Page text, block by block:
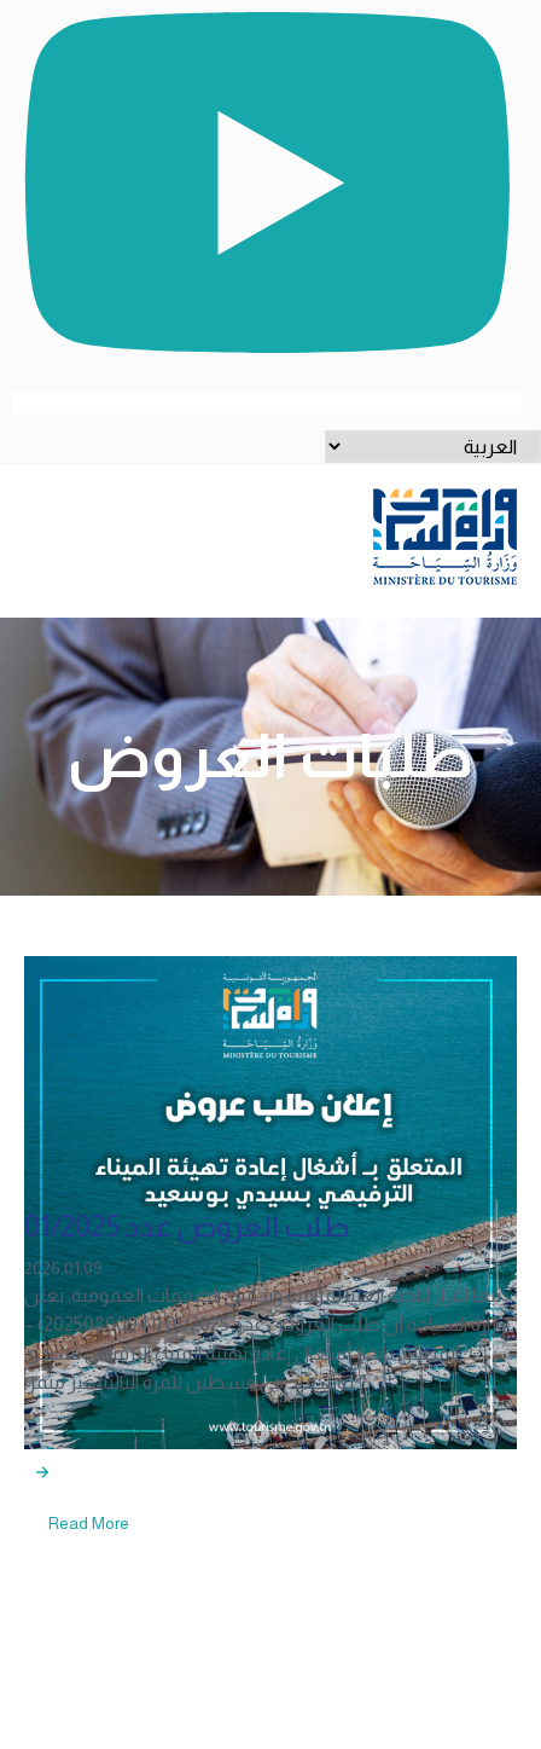
اختر
طلبات العروض
طلب العروض عدد 01/2025
2026.01.09
تبعا لقرار اللجنة العليا لمراقبة وتدقيق الصفقات العمومية، تعلن
وزارة السياحة أن طلب العروض عدد 01/2025 (20250800941) –
المتعلق بإنجاز أشغال إعادة تهيئة الميناء الترفيهي بسيدي
بوسعيد في قسطين للمرة الثالثة غير مثمر.
Read More